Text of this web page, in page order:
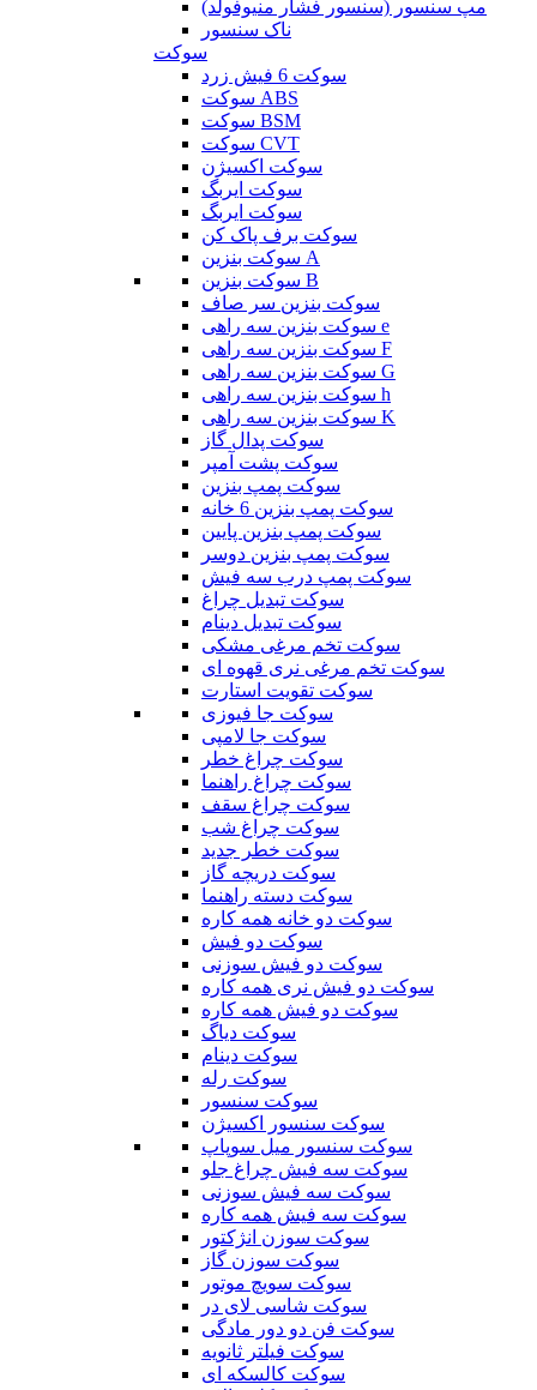
مپ سنسور (سنسور فشار منیوفولد)
ناک سنسور
سوکت
سوکت 6 فیش زرد
سوکت ABS
سوکت BSM
سوکت CVT
سوکت اکسیژن
سوکت ایربگ
سوکت ایربگ
سوکت برف پاک کن
سوکت بنزین A
سوکت بنزین B
سوکت بنزین سر صاف
سوکت بنزین سه راهی e
سوکت بنزین سه راهی F
سوکت بنزین سه راهی G
سوکت بنزین سه راهی h
سوکت بنزین سه راهی K
سوکت پدال گاز
سوکت پشت آمپر
سوکت پمپ بنزین
سوکت پمپ بنزین 6 خانه
سوکت پمپ بنزین پایین
سوکت پمپ بنزین دوسر
سوکت پمپ درب سه فیش
سوکت تبدیل چراغ
سوکت تبدیل دینام
سوکت تخم مرغی مشکی
سوکت تخم مرغی نری قهوه ای
سوکت تقویت استارت
سوکت جا فیوزی
سوکت جا لامپی
سوکت چراغ خطر
سوکت چراغ راهنما
سوکت چراغ سقف
سوکت چراغ شب
سوکت خطر جدید
سوکت دریچه گاز
سوکت دسته راهنما
سوکت دو خانه همه کاره
سوکت دو فیش
سوکت دو فیش سوزنی
سوکت دو فیش نری همه کاره
سوکت دو فیش همه کاره
سوکت دیاگ
سوکت دینام
سوکت رله
سوکت سنسور
سوکت سنسور اکسیژن
سوکت سنسور میل سوپاپ
سوکت سه فیش چراغ جلو
سوکت سه فیش سوزنی
سوکت سه فیش همه کاره
سوکت سوزن انژکتور
سوکت سوزن گاز
سوکت سویچ موتور
سوکت شاسی لای در
سوکت فن دو دور مادگی
سوکت فیلتر ثانویه
سوکت کالسکه ای